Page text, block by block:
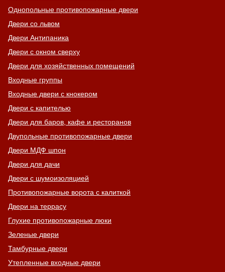
Однопольные противопожарные двери
Двери со львом
Двери Антипаника
Двери с окном сверху
Двери для хозяйственных помещений
Входные группы
Входные двери с кнокером
Двери с капителью
Двери для баров, кафе и ресторанов
Двупольные противопожарные двери
Двери МДФ шпон
Двери для дачи
Двери с шумоизоляцией
Противопожарные ворота с калиткой
Двери на террасу
Глухие противопожарные люки
Зеленые двери
Тамбурные двери
Утепленные входные двери